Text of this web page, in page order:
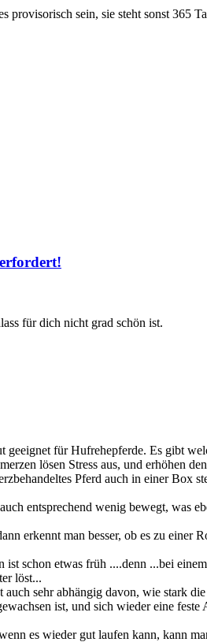
provisorisch sein, sie steht sonst 365
für dich nicht grad schön ist.
für Hufrehepferde. Es gibt
lösen Stress aus, und erhöhen
Pferd auch in einer
entsprechend wenig bewegt, was
erkennt man besser, ob es zu einer
schon etwas früh ....denn ...bei
löst...
sehr abhängig davon, wie stark
ist, und sich wieder eine
es wieder gut laufen kann, kann